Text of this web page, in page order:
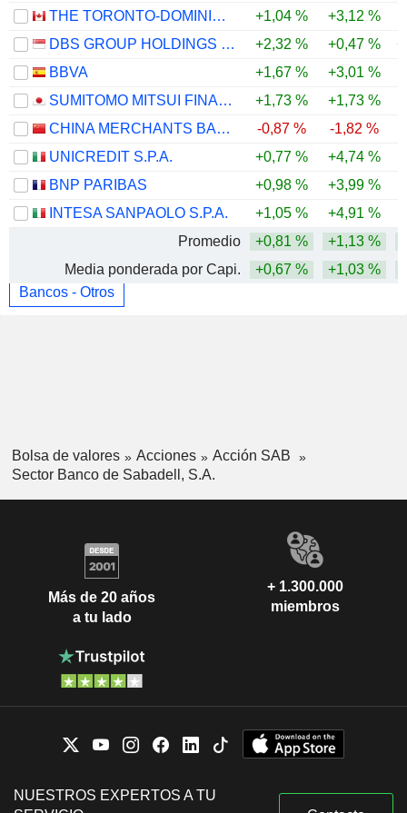
THE TORONTO-DOMINION BANK
+1,04 % +3,12 %
DBS GROUP HOLDINGS LTD
+2,32 % +0,47 %
BBVA
+1,67 % +3,01 %
SUMITOMO MITSUI FINANCIAL GROUP, INC.
+1,73 % +1,73 %
CHINA MERCHANTS BANK CO., LTD.
-0,87 % -1,82 %
UNICREDIT S.P.A.
+0,77 % +4,74 %
BNP PARIBAS
+0,98 % +3,99 %
INTESA SANPAOLO S.P.A.
+1,05 % +4,91 %
Promedio
+0,81 % +1,13 %
Media ponderada por Capi.
+0,67 % +1,03 %
Bancos - Otros
Bolsa de valores Acciones
Acción SAB
Sector Banco de Sabadell, S.A.
Más de 20 años
a tu lado
+ 1.300.000
miembros
NUESTROS EXPERTOS A TU